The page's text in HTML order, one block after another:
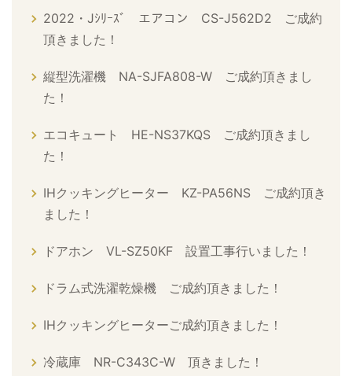
2022・Jｼﾘｰｽﾞ エアコン CS-J562D2 ご成約
頂きました！
縦型洗濯機 NA-SJFA808-W ご成約頂きまし
た！
エコキュート HE-NS37KQS ご成約頂きまし
た！
IHクッキングヒーター KZ-PA56NS ご成約頂き
ました！
ドアホン VL-SZ50KF 設置工事行いました！
ドラム式洗濯乾燥機 ご成約頂きました！
IHクッキングヒーターご成約頂きました！
冷蔵庫 NR-C343C-W 頂きました！